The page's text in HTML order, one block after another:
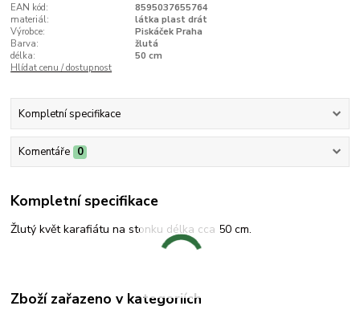
EAN kód:
8595037655764
materiál:
látka plast drát
Výrobce:
Piskáček Praha
Barva:
žlutá
délka:
50 cm
Hlídat cenu / dostupnost
Kompletní specifikace
Komentáře 0
Kompletní specifikace
Žlutý květ karafiátu na stonku délka cca 50 cm.
Zboží zařazeno v kategoriích